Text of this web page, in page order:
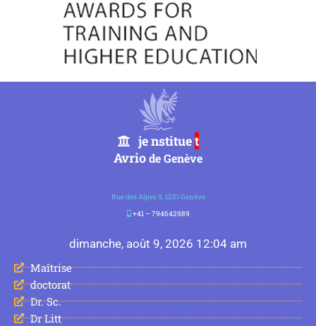
je nstituet
Avriode Genève
Rue des Alpes 9, 1201 Genève
+41 – 794642989
dimanche, août 9, 2026 12:04 am
Maîtrise
doctorat
Dr. Sc.
Dr Litt